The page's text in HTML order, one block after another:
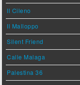
Il Cileno
Il Malloppo
Silent Friend
Calle Malaga
Palestina 36